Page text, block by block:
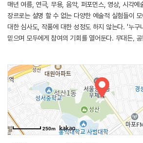
매년 여름, 연극, 무용, 음악, 퍼포먼스, 영상, 시각예
장르로는 설명 할 수 없는 다양한 예술적 실험들이
대한 심사도, 작품에 대한 성정도 하지 않는다. '누구
믿으며 모두에게 참여의 기회를 열어둔다. 무대든,
공간에서든 하고 싶은 이야기를 표현하고, 시도할
과정 속에서 우리는 진정한 예술의 자유를 만들어간
한다는 것'을 슬로건으로 내세우며, 지금 우리에게
발견하고자 한다.
[행사내용]
<완전프린지>250m